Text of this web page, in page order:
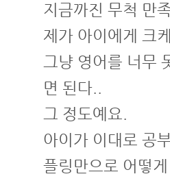
지금까진 무척 만
제가 아이에게 크
그냥 영어를 너무
면 된다..
그 정도예요.
아이가 이대로 공
플링만으로 어떻